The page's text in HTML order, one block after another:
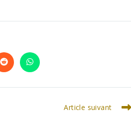
Article suivant